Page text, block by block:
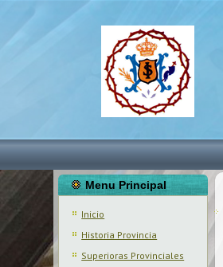
Menu Principal
Inicio
Historia Provincia
Superioras Provinciales